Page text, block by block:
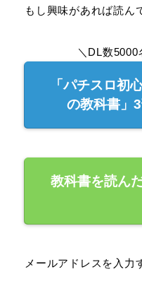
もし興味があれば読ん
＼DL数5000
「パチスロ初
の教科書」
教科書を読ん
メールアドレスを入力